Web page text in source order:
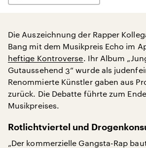
Die Auszeichnung der Rapper
Bang mit dem Musikpreis Echo im
heftige Kontroverse. Ihr Album
Gutaussehend 3“ wurde als
Renommierte Künstler gaben aus
zurück. Die Debatte führte zum
Musikpreises.
Rotlichtviertel und
„Der kommerzielle Gangsta-Rap